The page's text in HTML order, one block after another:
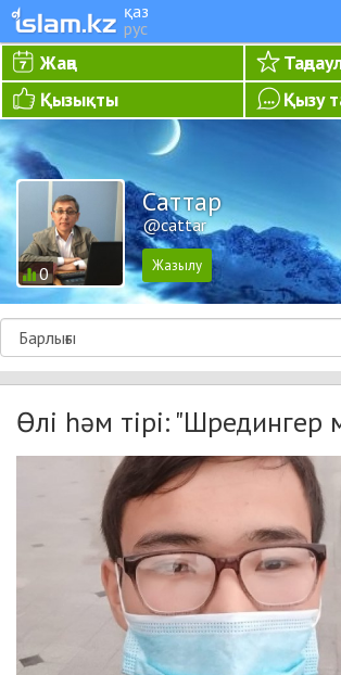
қаз
рус
Жаңа
Қызықты
Қызу
0
Cаттар
@cattar
Өлі һәм тірі: "Шредингер